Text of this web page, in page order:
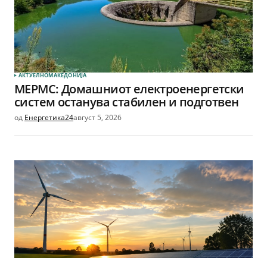
АКТУЕЛНОМАКЕДОНИЈА
МЕРМС: Домашниот електроенергетски
систем останува стабилен и подготвен
од Енергетика24август 5, 2026